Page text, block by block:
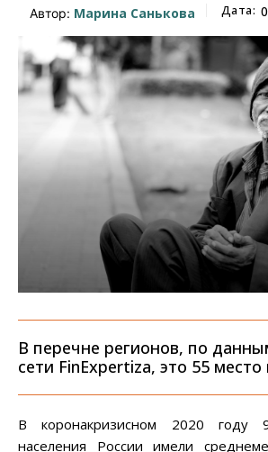
Автор: Марина Санькова Дата:
В перечне регионов, по
сети FinExpertiza, это 55 место
В коронакризисном 2020 году
населения России имели